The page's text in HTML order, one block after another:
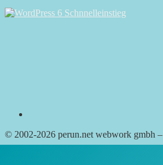
© 2002-2026 perun.net webwork gmbh –